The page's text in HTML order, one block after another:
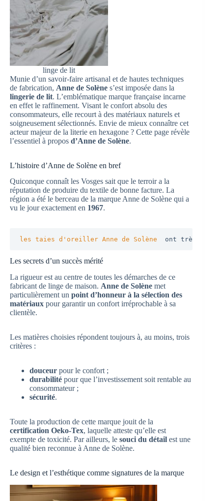
linge de lit
Munie d’un savoir-faire artisanal et de hautes techniques
de fabrication, Anne de Solène s’est imposée dans la
lingerie de lit. L’emblématique marque française incarne
en effet le raffinement. Visant le confort absolu des
consommateurs, elle recourt à des matériaux naturels et
soigneusement sélectionnés. Envie de mieux connaître cet
acteur majeur de la literie en hexagone ? Cette page révèle
l’essentiel à propos d’Anne de Solène.
L’histoire d’Anne de Solène en bref
Quiconque connaît les Vosges sait que le terroir a la
réputation de produire du textile de bonne facture. La
région a été le berceau de la marque Anne de Solène qui a
vu le jour exactement en 1967.
les taies d'oreiller Anne de Solène ont très vite
Les secrets d’un succès mérité
La rigueur est au centre de toutes les démarches de ce
fabricant de linge de maison. Anne de Solène met
particulièrement un point d’honneur à la sélection des
matériaux pour garantir un confort irréprochable à sa
clientèle.
Les matières choisies répondent toujours à, au moins, trois
critères :
douceur pour le confort ;
durabilité pour que l’investissement soit rentable au
consommateur ;
sécurité.
Toute la production de cette marque jouit de la
certification Oeko-Tex, laquelle atteste qu’elle est
exempte de toxicité. Par ailleurs, le souci du détail est une
qualité bien reconnue à Anne de Solène.
Le design et l’esthétique comme signatures de la marque